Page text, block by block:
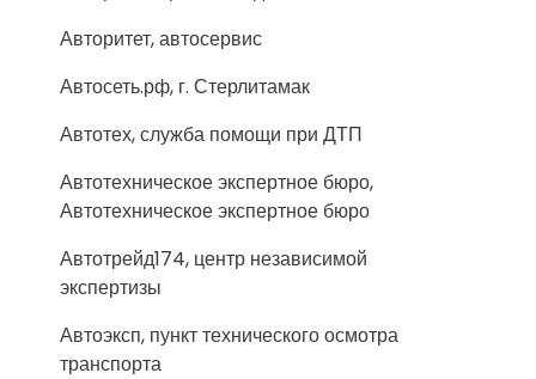
Авторитет, автосервис
Автосеть.рф, г. Стерлитамак
Автотех, служба помощи при ДТП
Автотехническое экспертное бюро,
Автотехническое экспертное бюро
Автотрейд174, центр независимой
экспертизы
Автоэксп, пункт технического осмотра
транспорта